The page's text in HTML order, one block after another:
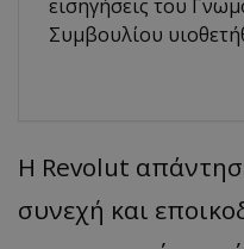
εισηγήσεις του
Συμβουλίου
Η Revolut
συνεχή και